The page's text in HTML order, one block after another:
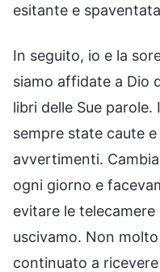
esitante e
In seguito, io e la
siamo affidate a Dio
libri delle Sue
sempre state caute
avvertimenti.
ogni giorno e
evitare le
uscivamo. Non
continuato a